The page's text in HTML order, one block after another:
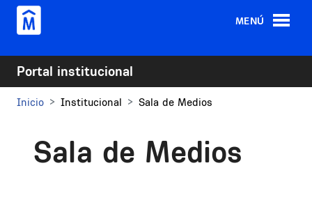
Pasar al contenido principal
MENÚ
Portal institucional
Inicio Institucional Sala de Medios
Sala de Medios